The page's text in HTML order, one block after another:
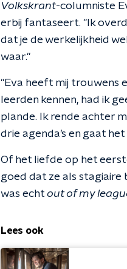
Volkskrant-columniste
erbij fantaseert. "Ik
dat je de werkelijkheid
waar."
"Eva heeft mij trouwens
leerden kennen, had ik
plande. Ik rende achter
drie agenda’s en gaat
Of het liefde op het
goed dat ze als stagiaire
was echt out of my
Lees ook